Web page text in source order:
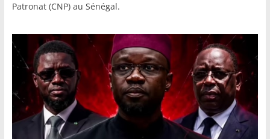
Patronat (CNP) au Sénégal.